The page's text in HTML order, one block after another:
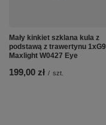
Mały kinkiet szklana kula z
podstawą z trawertynu 1xG9
Maxlight W0427 Eye
199,00 zł / szt.